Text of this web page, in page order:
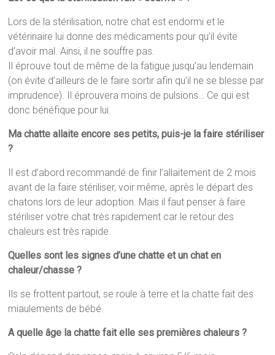
Lors de la stérilisation, notre chat est endormi et le
vétérinaire lui donne des médicaments pour qu’il évite
d’avoir mal. Ainsi, il ne souffre pas.
Il éprouve tout de même de la fatigue jusqu’au lendemain
(on évite d’ailleurs de le faire sortir afin qu’il ne se blesse par
imprudence). Il éprouvera moins de pulsions… Ce qui est
donc bénéfique pour lui.
Ma chatte allaite encore ses petits, puis-je la faire stériliser
?
Il est d’abord recommandé de finir l’allaitement de 2 mois
avant de la faire stériliser, voir même, après le départ des
chatons lors de leur adoption. Mais il faut penser à faire
stériliser votre chat très rapidement car le retour des
chaleurs est très rapide.
Quelles sont les signes d’une chatte et un chat en
chaleur/chasse ?
Ils se frottent partout, se roule à terre et la chatte fait des
miaulements de bébé.
A quelle âge la chatte fait elle ses premières chaleurs ?